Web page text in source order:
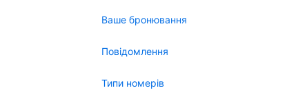
Ваше бронювання
Повідомлення
Типи номерів